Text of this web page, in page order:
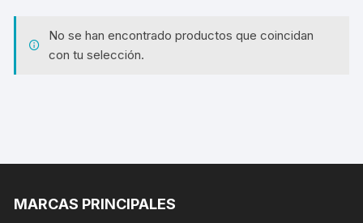
No se han encontrado productos que coincidan
con tu selección.
MARCAS PRINCIPALES